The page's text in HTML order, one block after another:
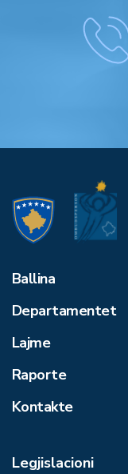
Ballina
Departamentet
Lajme
Raporte
Kontakte
Legjislacioni